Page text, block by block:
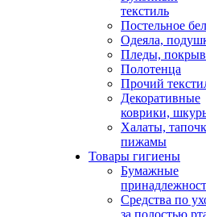
текстиль
Постельное
Одеяла,
Пледы,
Полотенца
Прочий
Декоративные
коврики,
Халаты,
пижамы
Товары гигиены
Бумажные
Средства по
за полостью